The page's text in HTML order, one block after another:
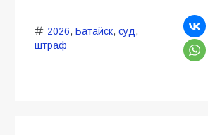
2026, Батайск, суд,
штраф